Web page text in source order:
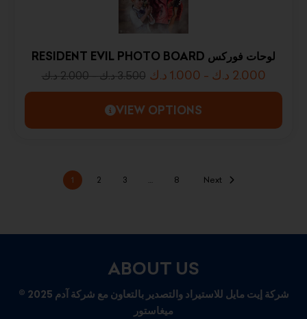
RESIDENT EVIL PHOTO BOARD لوحات فوركس
2.000 د.ك - 3.500 د.ك 1.000 د.ك - 2.000 د.ك
VIEW OPTIONS
1 2 3 8 Next
ABOUT US
© 2025 شركة إيت مايل للاستيراد والتصدير بالتعاون مع شركة آدم
ميغاستور